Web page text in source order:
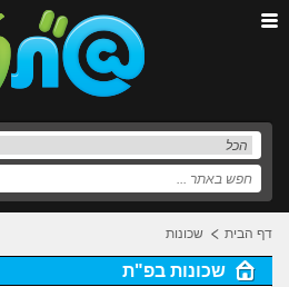
דף הבית שכונות
שכונות בפ"ת